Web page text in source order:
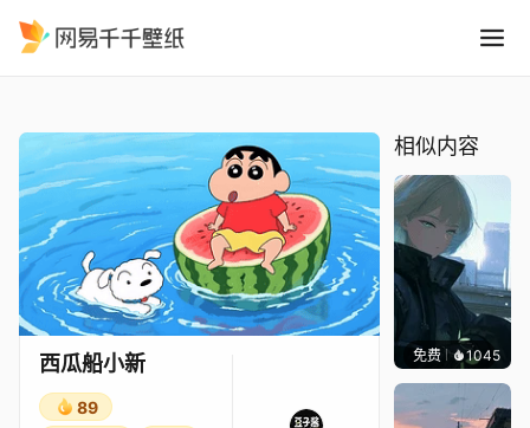
西瓜船小新
89
相似内容
免费 1045辰东